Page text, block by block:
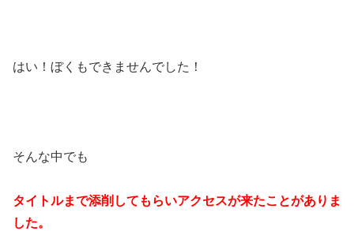
はい！ぼくもできませんでした！
そんな中でも
タイトルまで添削してもらいアクセスが来たことがありま
した。